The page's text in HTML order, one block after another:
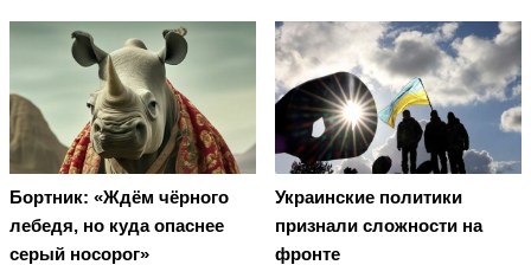
Бортник: «Ждём чёрного
лебедя, но куда опаснее
серый носорог»
Украинские политики
признали сложности на
фронте